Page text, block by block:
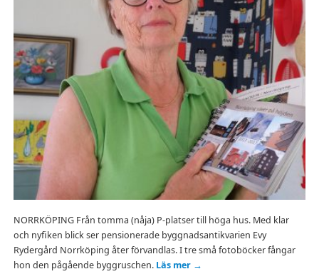
NORRKÖPING Från tomma (nåja) P-platser till höga hus. Med klar
och nyfiken blick ser pensionerade byggnadsantikvarien Evy
Rydergård Norrköping åter förvandlas. I tre små fotoböcker fångar
hon den pågående byggruschen. Läs mer →